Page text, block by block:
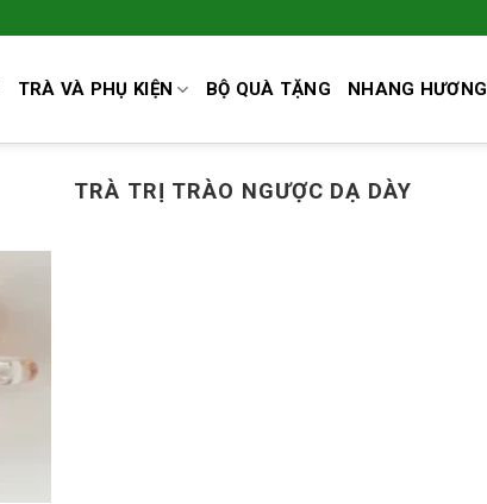
TRÀ VÀ PHỤ KIỆN BỘ QUÀ TẶNG NHANG HƯƠNG
TRÀ TRỊ TRÀO NGƯỢC DẠ DÀY